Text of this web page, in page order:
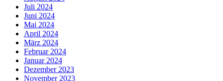
Juli 2024
Juni 2024
Mai 2024
April 2024
März 2024
Februar 2024
Januar 2024
Dezember 2023
November 2023